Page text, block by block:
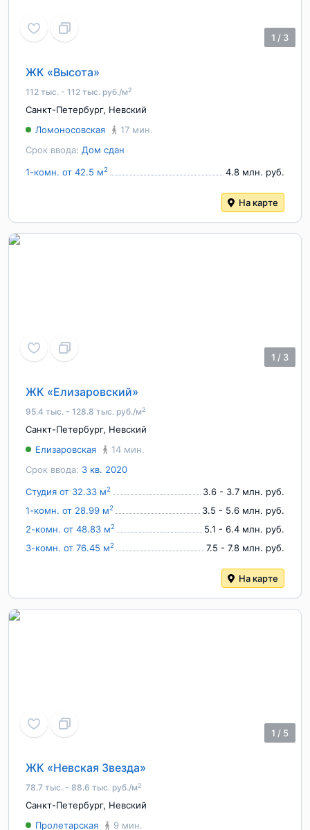
1 / 3
ЖК «Высота»
112 тыс. - 112 тыс. руб./м2
Санкт-Петербург, Невский
Срок ввода: Дом сдан
Ломоносовская 17 мин.
1-комн. от 42.5 м2 4.8 млн. руб.
На карте
1 / 3
ЖК «Елизаровский»
95.4 тыс. - 128.8 тыс. руб./м2
Санкт-Петербург, Невский
Срок ввода: 3 кв. 2020
Елизаровская 14 мин.
Студия от 32.33 м2
3.6 - 3.7 млн. руб.
1-комн. от 28.99 м2
3.5 - 5.6 млн. руб.
2-комн. от 48.83 м2
5.1 - 6.4 млн. руб.
3-комн. от 76.45 м2 7.5 - 7.8 млн. руб.
На карте
1 / 5
ЖК «Невская Звезда»
78.7 тыс. - 88.6 тыс. руб./м2
Санкт-Петербург, Невский
Пролетарская 9 мин.